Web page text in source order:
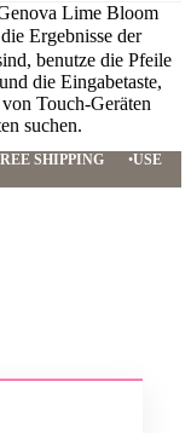
Lime Bloom
Ergebnisse der
benutze die Pfeile
die Eingabetaste,
Touch-Geräten
suchen.
SHIPPING •USE